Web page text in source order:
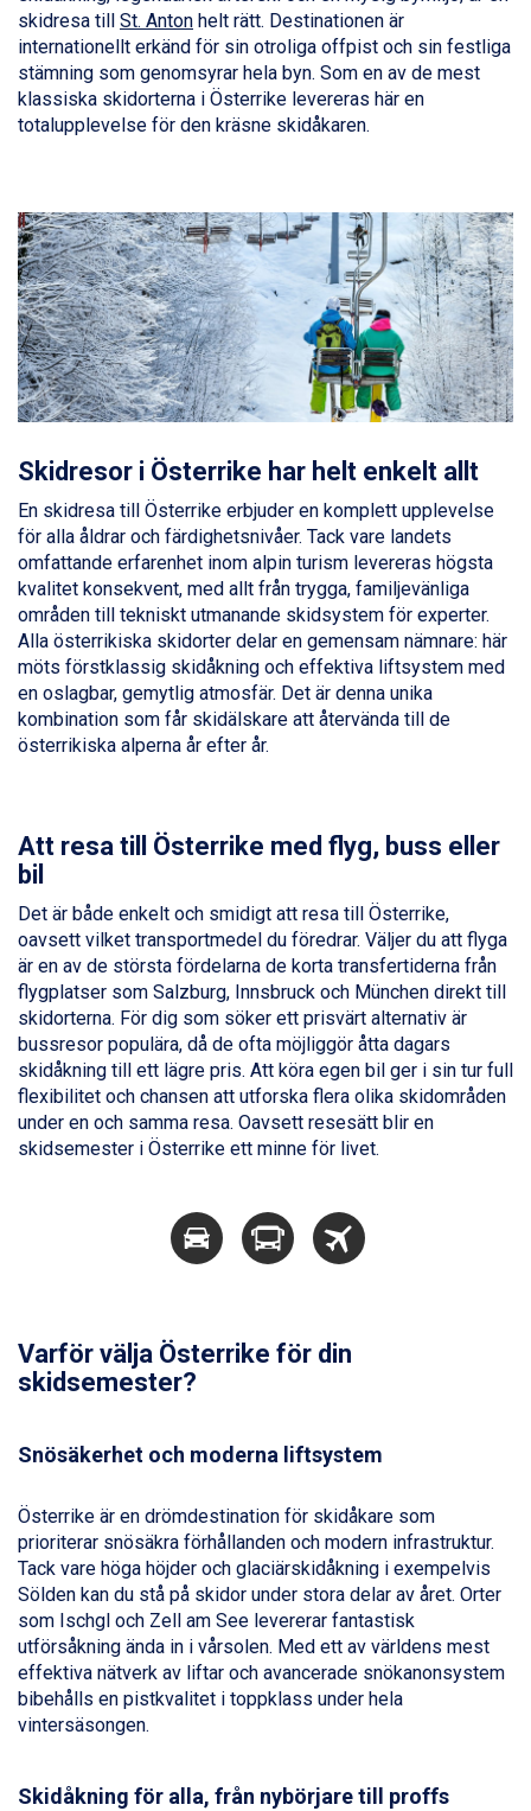
Wagrain från 7.095 kr.
Fieberbrunn från 9.645 kr.
Ischgl från 11.295 kr.
Val Thorens från 8.395 kr.
St. Anton från 11.245 kr.
Ponte di Legno från 7.395 kr.
Sauze dOulx från 6.145 kr.
Alleghe från 8.545 kr.
Bad Gastein från 6.295 kr.
Arabba från 11.045 kr.
La Thuile från 7.045 kr.
Cervinia från 8.245 kr.
Passo Tonale från 5.895 kr.
Saalbach från 9.445 kr.
Champoluc från 5.945 kr.
Sestriere från 6.945 kr.
Wagrain från 7.095 kr.
Fieberbrunn från 9.645 kr.
Ischgl från 11.295 kr.
Val Thorens från 8.395 kr.
St. Anton från 11.245 kr.
Zell am See från 6.295 kr.
Canazei från 7.195 kr.
Livigno från 5.595 kr.
Alleghe från 8.545 kr.
Bad Gastein från 6.295 kr.
La Thuile från 7.045 kr.
Cervinia från 8.245 kr.
Passo Tonale från 5.895 kr.
Sölden från 12.995 kr.
Saalbach från 9.445 kr.
Bad Hofgastein från 8.595 kr.
Champoluc från 5.945 kr.
Sestriere från 6.945 kr.
Wagrain från 7.095 kr.
Fieberbrunn från 9.645 kr.
St. Anton från 11.245 kr.
Zell am See från 6.295 kr.
Sauze dOulx från 6.145 kr.
Alleghe från 8.545 kr.
La Thuile från 7.045 kr.
Passo Tonale från 5.895 kr.
Sölden från 12.995 kr.
Saalbach från 9.445 kr.
Bad Hofgastein från 8.595 kr.
Champoluc från 5.945 kr.
Sestriere från 6.945 kr.
Wagrain från 7.095 kr.
Fieberbrunn från 9.645 kr.
Ischgl från 11.295 kr.
Val Thorens från 8.395 kr.
Zell am See från 6.295 kr.
skidresa till St. Anton helt rätt. Destinationen är
internationellt erkänd för sin otroliga offpist och sin festliga
stämning som genomsyrar hela byn. Som en av de mest
klassiska skidorterna i Österrike levereras här en
totalupplevelse för den kräsne skidåkaren.
Skidresor i Österrike har helt enkelt allt
En skidresa till Österrike erbjuder en komplett upplevelse
för alla åldrar och färdighetsnivåer. Tack vare landets
omfattande erfarenhet inom alpin turism levereras högsta
kvalitet konsekvent, med allt från trygga, familjevänliga
områden till tekniskt utmanande skidsystem för experter.
Alla österrikiska skidorter delar en gemensam nämnare: här
möts förstklassig skidåkning och effektiva liftsystem med
en oslagbar, gemytlig atmosfär. Det är denna unika
kombination som får skidälskare att återvända till de
österrikiska alperna år efter år.
Att resa till Österrike med flyg, buss eller
bil
Det är både enkelt och smidigt att resa till Österrike,
oavsett vilket transportmedel du föredrar. Väljer du att flyga
är en av de största fördelarna de korta transfertiderna från
flygplatser som Salzburg, Innsbruck och München direkt till
skidorterna. För dig som söker ett prisvärt alternativ är
bussresor populära, då de ofta möjliggör åtta dagars
skidåkning till ett lägre pris. Att köra egen bil ger i sin tur full
flexibilitet och chansen att utforska flera olika skidområden
under en och samma resa. Oavsett resesätt blir en
skidsemester i Österrike ett minne för livet.
Varför välja Österrike för din
skidsemester?
Snösäkerhet och moderna liftsystem
Österrike är en drömdestination för skidåkare som
prioriterar snösäkra förhållanden och modern infrastruktur.
Tack vare höga höjder och glaciärskidåkning i exempelvis
Sölden kan du stå på skidor under stora delar av året. Orter
som Ischgl och Zell am See levererar fantastisk
utförsåkning ända in i vårsolen. Med ett av världens mest
effektiva nätverk av liftar och avancerade snökanonsystem
bibehålls en pistkvalitet i toppklass under hela
vintersäsongen.
Skidåkning för alla, från nybörjare till proffs